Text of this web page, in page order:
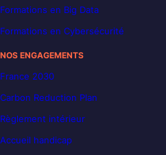
Formations en Big Data
Formations en Cybersécurité
NOS ENGAGEMENTS
France 2030
Carbon Reduction Plan
Règlement intérieur
Accueil handicap